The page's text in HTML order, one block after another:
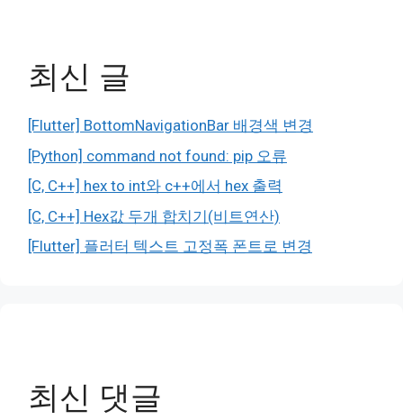
최신 글
[Flutter] BottomNavigationBar 배경색 변경
[Python] command not found: pip 오류
[C, C++] hex to int와 c++에서 hex 출력
[C, C++] Hex값 두개 합치기(비트연산)
[Flutter] 플러터 텍스트 고정폭 폰트로 변경
최신 댓글